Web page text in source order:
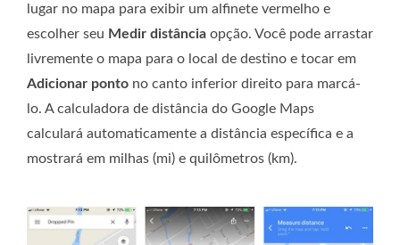
lugar no mapa para exibir um alfinete vermelho e
escolher seu Medir distância opção. Você pode arrastar
livremente o mapa para o local de destino e tocar em
Adicionar ponto no canto inferior direito para marcá-
lo. A calculadora de distância do Google Maps
calculará automaticamente a distância específica e a
mostrará em milhas (mi) e quilômetros (km).